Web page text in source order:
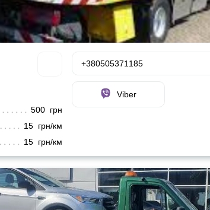
500 грн
15 грн/км
15 грн/км
+380505371185
Viber